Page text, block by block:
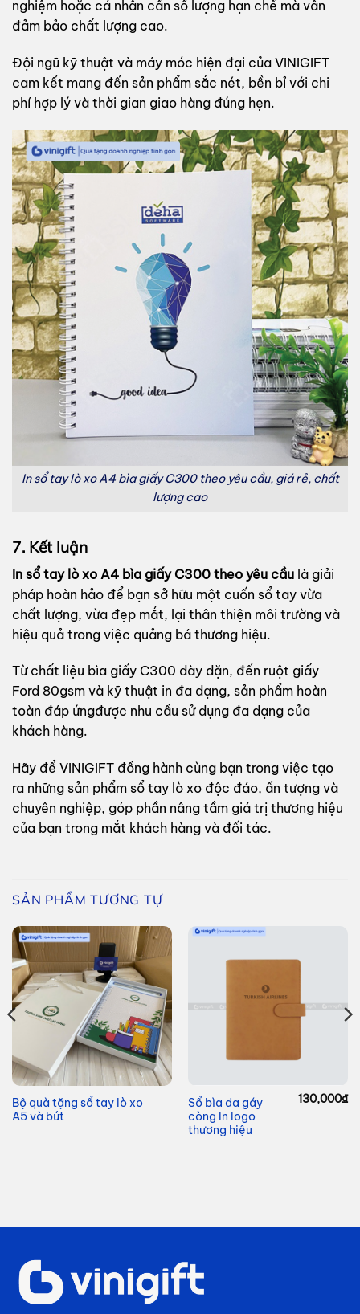
nghiệm hoặc cá nhân cần số lượng hạn chế mà vẫn
đảm bảo chất lượng cao.
Đội ngũ kỹ thuật và máy móc hiện đại của VINIGIFT
cam kết mang đến sản phẩm sắc nét, bền bỉ với chi
phí hợp lý và thời gian giao hàng đúng hẹn.
In sổ tay lò xo A4 bìa giấy C300 theo yêu cầu, giá rẻ, chất
lượng cao
7. Kết luận
In sổ tay lò xo A4 bìa giấy C300 theo yêu cầu là giải
pháp hoàn hảo để bạn sở hữu một cuốn sổ tay vừa
chất lượng, vừa đẹp mắt, lại thân thiện môi trường và
hiệu quả trong việc quảng bá thương hiệu.
Từ chất liệu bìa giấy C300 dày dặn, đến ruột giấy
Ford 80gsm và kỹ thuật in đa dạng, sản phẩm hoàn
toàn đáp ứngđược nhu cầu sử dụng đa dạng của
khách hàng.
Hãy để VINIGIFT đồng hành cùng bạn trong việc tạo
ra những sản phẩm sổ tay lò xo độc đáo, ấn tượng và
chuyên nghiệp, góp phần nâng tầm giá trị thương hiệu
của bạn trong mắt khách hàng và đối tác.
SẢN PHẨM TƯƠNG TỰ
Bộ quà tặng sổ tay lò xo
A5 và bút
Sổ bìa da gáy
còng In logo
thương hiệu
130,000₫